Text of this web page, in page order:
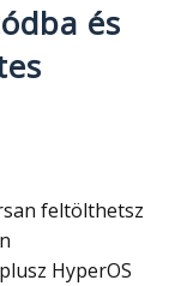
és
feltölthetsz
HyperOS